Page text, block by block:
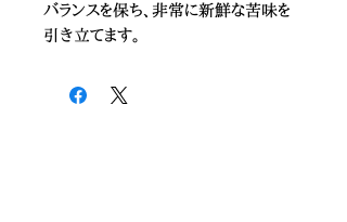
バランスを保ち、非常に新鮮な苦味を
引き立てます。